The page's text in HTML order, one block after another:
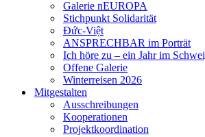
Galerie nEUROPA
Stichpunkt Solidarität
Đức-Việt
ANSPRECHBAR im Porträt
Ich höre zu – ein Jahr im
Offene Galerie
Winterreisen 2026
Mitgestalten
Ausschreibungen
Kooperationen
Projektkoordination